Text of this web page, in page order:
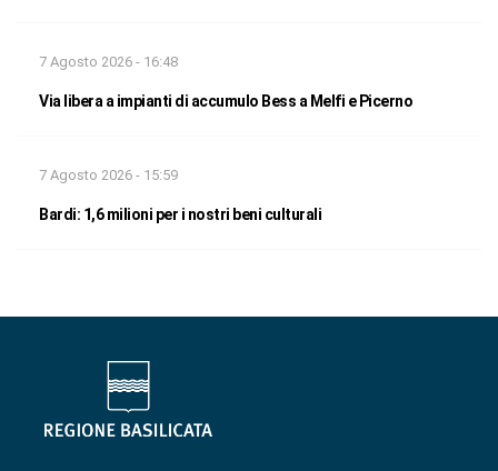
7 Agosto 2026 - 16:48
Via libera a impianti di accumulo Bess a Melfi e Picerno
7 Agosto 2026 - 15:59
Bardi: 1,6 milioni per i nostri beni culturali